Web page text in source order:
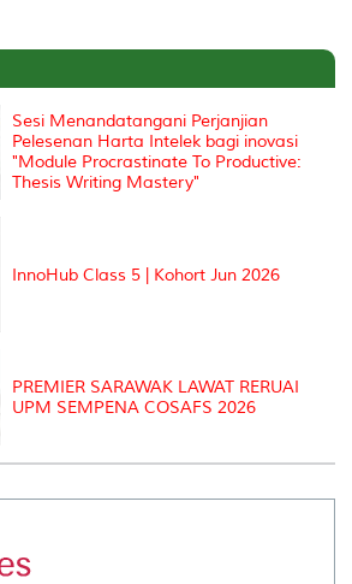
e
I
l
L
n
P
e
s
t
Sesi Menandatangani Perjanjian
Pelesenan Harta Intelek bagi inovasi
"Module Procrastinate To Productive:
Thesis Writing Mastery"
InnoHub Class 5 | Kohort Jun 2026
PREMIER SARAWAK LAWAT RERUAI
UPM SEMPENA COSAFS 2026